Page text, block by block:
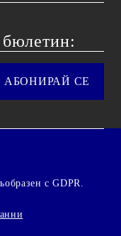
с GDPR.